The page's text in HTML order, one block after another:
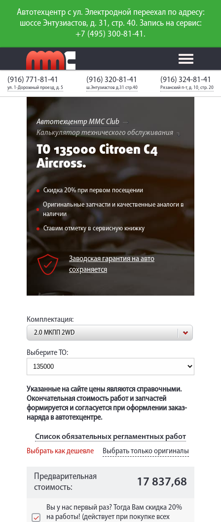
Автотехцентр с ул. Электродной переехал по адресу:
шоссе Энтузиастов, д. 31, стр. 40. Запись на сервис:
+7 (495) 300-81-41.
Калькулятор
ТО
Каталог
запчастей
Калькулятор
слесарного
ремонта
Ваш автомобиль
ГАРАНТИИ
О СЕРВИСЕ
АКЦИИ
УСЛУГИ
КОРП.КЛИЕНТАМ
ЦЕНЫ
ЗАПЧАСТИ
ЗАПИСЬ НА СЕРВИС
(916) 771-81-41
ул. 1-Дорожный проезд, д. 5
(916) 320-81-41
ш.Энтузиастов д.31 стр.40
(916) 324-81-41
Рязанский п-т, д. 10, стр. 20
Автотехцентр MMC Club
Калькулятор технического обслуживания
ТО 135000 Citroen C4
Aircross.
Скидка 20% при первом посещении
Оригинальные запчасти и качественные аналоги в
наличии
Ставим отметку в сервисную книжку
Заводская гарантия на авто
сохраняется
Комплектация:
2.0 МКПП 2WD
Выберите ТО:
Указанные на сайте цены являются справочными.
Окончательная стоимость работ и запчастей
формируется и согласуется при оформлении заказ-
наряда в автотехцентре.
Список обязательных регламентных работ
Выбрать как дешевле
Выбрать только оригиналы
Предварительная
стоимость:
17 837,68
Вы у нас первый раз? Тогда Вам скидка 20%
на работы! (действует при покупке всех